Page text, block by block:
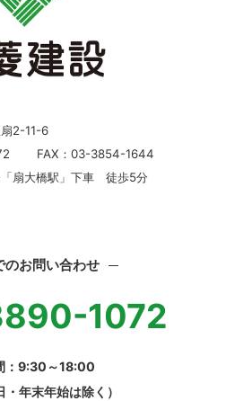
2-11-6
FAX：03-3854-1644
「扇大橋駅」下車 徒歩5分
のお問い合わせ
1072
：9:30～18:00
・年末年始は除く）